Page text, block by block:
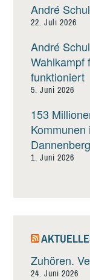
André
22. Juli 2026
André
Wahlkampf
funktioniert
5. Juni 2026
153
1. Juni 2026
Zuhören.
24. Juni 2026